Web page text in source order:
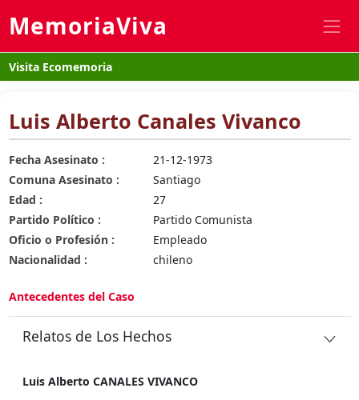
MemoriaViva
Visita Ecomemoria
Luis Alberto Canales Vivanco
Fecha Asesinato :
21-12-1973
Comuna Asesinato :
Santiago
Edad :
27
Partido Político :
Partido Comunista
Oficio o Profesión :
Empleado
Nacionalidad :
chileno
Antecedentes del Caso
Relatos de Los Hechos
Luis Alberto CANALES VIVANCO